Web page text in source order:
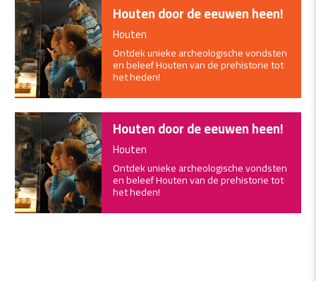
Houten door de eeuwen heen!
Houten
Ontdek unieke archeologische vondsten
en beleef Houten van de prehistorie tot
het heden!
Houten door de eeuwen heen!
Houten
Ontdek unieke archeologische vondsten
en beleef Houten van de prehistorie tot
het heden!